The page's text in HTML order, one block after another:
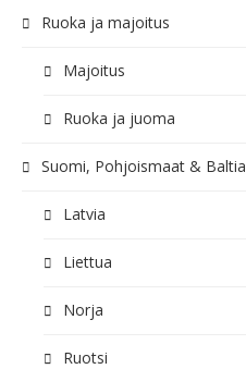
Ruoka ja majoitus
Majoitus
Ruoka ja juoma
Suomi, Pohjoismaat & Baltia
Latvia
Liettua
Norja
Ruotsi